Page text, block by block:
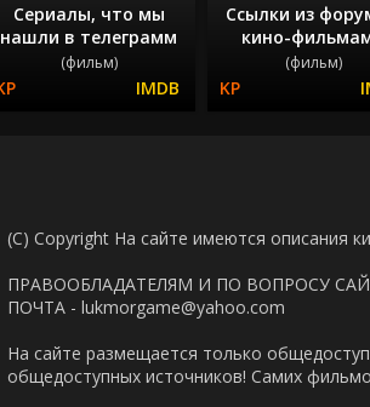
Сериалы, что мы
нашли в телеграмм
(фильм)
Ссылки из
кино-
(фильм)
(C) Copyright На сайте имеются описания
ПРАВООБЛАДАТЕЛЯМ И ПО ВОПРОСУ
ПОЧТА - lukmorgame@yahoo.com
На сайте размещается только
общедоступных источников! Самих